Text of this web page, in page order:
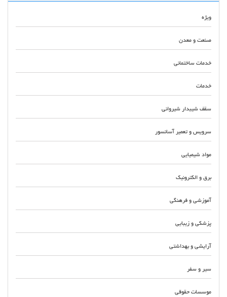
ویژه
صنعت و معدن
خدمات ساختمانی
خدمات
سقف شیبدار شیروانی
سرویس و تعمیر آسانسور
مواد شیمیایی
برق و الکترونیک
آموزشی و فرهنگی
پزشکی و زیبایی
آرایشی و بهداشتی
سیر و سفر
موسسات حقوقی